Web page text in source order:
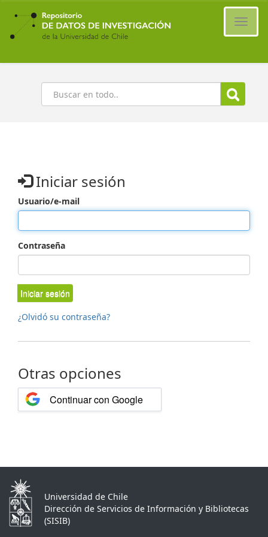
Ir
contenido
principal
Buscar
Iniciar sesión
Usuario/e-mail
Contraseña
Iniciar sesión
¿Olvidó su contraseña?
Otras opciones
Continuar con Google
Universidad de Chile
Dirección de Servicios de Información y Bibliotecas
(SISIB)